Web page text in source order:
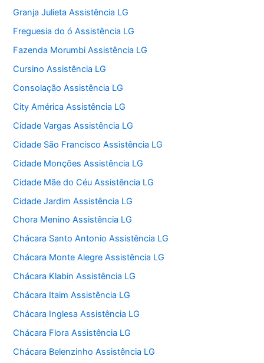
Granja Julieta Assistência LG
Freguesia do ó Assistência LG
Fazenda Morumbi Assistência LG
Cursino Assistência LG
Consolação Assistência LG
City América Assistência LG
Cidade Vargas Assistência LG
Cidade São Francisco Assistência LG
Cidade Monções Assistência LG
Cidade Mãe do Céu Assistência LG
Cidade Jardim Assistência LG
Chora Menino Assistência LG
Chácara Santo Antonio Assistência LG
Chácara Monte Alegre Assistência LG
Chácara Klabin Assistência LG
Chácara Itaim Assistência LG
Chácara Inglesa Assistência LG
Chácara Flora Assistência LG
Chácara Belenzinho Assistência LG